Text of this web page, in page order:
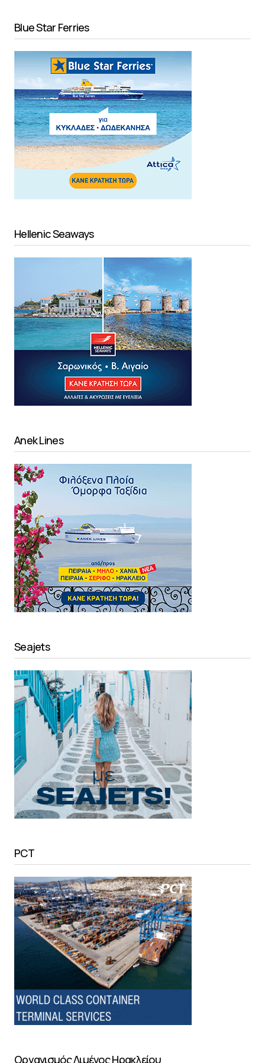
Blue Star Ferries
Hellenic Seaways
Anek Lines
Seajets
PCT
Οργανισμός Λιμένος Ηρακλείου